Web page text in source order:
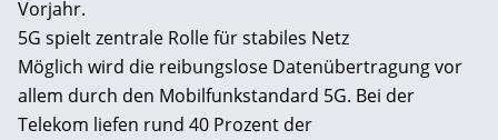
Vorjahr.
5G spielt zentrale Rolle für stabiles Netz
Möglich wird die reibungslose Datenübertragung vor
allem durch den Mobilfunkstandard 5G. Bei der
Telekom liefen rund 40 Prozent der